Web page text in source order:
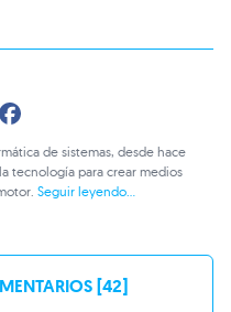
de sistemas, desde hace
tecnología para crear medios
Seguir leyendo...
[42]